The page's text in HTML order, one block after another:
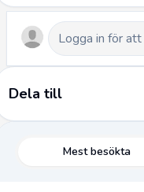
Dela till
Mest besökta